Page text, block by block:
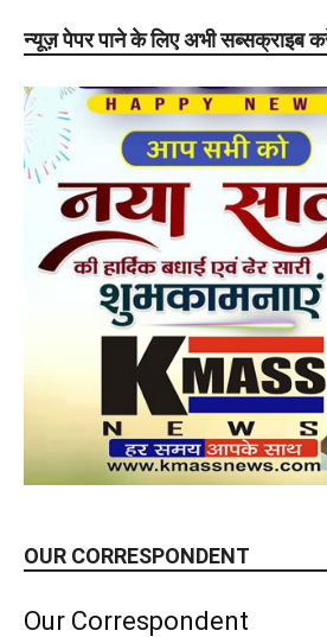
न्यूज़ पेपर पाने के लिए अभी सब्सक्राइब
OUR CORRESPONDENT
Our Correspondent